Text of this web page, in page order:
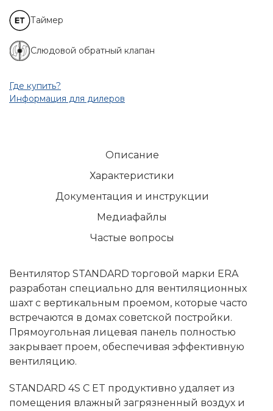
Таймер
Слюдовой обратный клапан
Где купить?
Информация для дилеров
Описание
Характеристики
Документация и инструкции
Медиафайлы
Частые вопросы
Вентилятор STANDARD торговой марки ERA
разработан специально для вентиляционных
шахт с вертикальным проемом, которые часто
встречаются в домах советской постройки.
Прямоугольная лицевая панель полностью
закрывает проем, обеспечивая эффективную
вентиляцию.
STANDARD 4S C ET продуктивно удаляет из
помещения влажный загрязненный воздух и